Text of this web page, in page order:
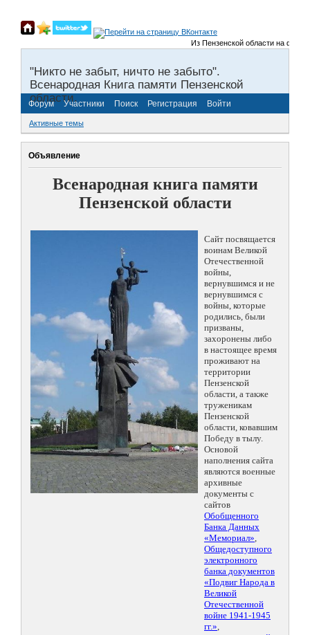
Из Пензенской области на
"Никто не забыт, ничто не забыто".
Всенародная Книга памяти Пензенской
области.
Форум Участники Поиск Регистрация Войти
Активные темы
Объявление
Всенародная книга памяти
Пензенской области
Сайт посвящается
воинам Великой
Отечественной
войны,
вернувшимся и не
вернувшимся с
войны, которые
родились, были
призваны,
захоронены либо
в настоящее время
проживают на
территории
Пензенской
области, а также
труженикам
Пензенской
области, ковавшим
Победу в тылу.
Основой
наполнения сайта
являются военные
архивные
документы с
сайтов
Обобщенного
Банка Данных
«Мемориал»,
Общедоступного
электронного
банка документов
«Подвиг Народа в
Великой
Отечественной
войне 1941-1945
гг.»,